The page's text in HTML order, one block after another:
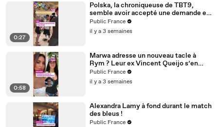
0:27
Polska, la chroniqueuse de TBT9,
semble avoir accepté une demande en
mariage de son ami créateur de
contenu Anis
Public France
il y a 3 semaines
0:58
Marwa adresse un nouveau tacle à
Rym ? Leur ex Vincent Queijo s’en
mêle !
Public France
il y a 3 semaines
Alexandra Lamy à fond durant le match
des bleus !
Public France